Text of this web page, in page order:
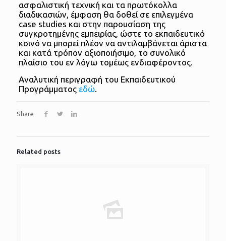
ασφαλιστική τεχνική και τα πρωτόκολλα
διαδικασιών, έμφαση θα δοθεί σε επιλεγμένα
case studies και στην παρουσίαση της
συγκροτημένης εμπειρίας, ώστε το εκπαιδευτικό
κοινό να μπορεί πλέον να αντιλαμβάνεται άριστα
και κατά τρόπον αξιοποιήσιμο, το συνολικό
πλαίσιο του εν λόγω τομέως ενδιαφέροντος.
Αναλυτική περιγραφή του Εκπαιδευτικού
Προγράμματος εδώ.
Share
Related posts